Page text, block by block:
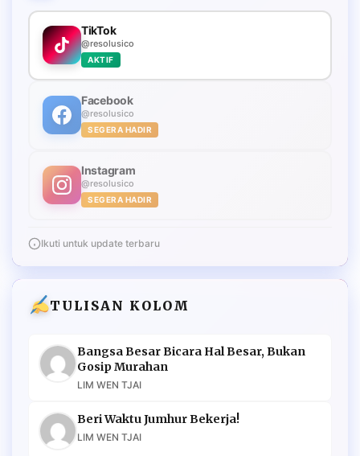
TikTok
@resolusico
AKTIF
Facebook
@resolusico
SEGERA HADIR
Instagram
@resolusico
SEGERA HADIR
Ikuti untuk update terbaru
TULISAN KOLOM
Bangsa Besar Bicara Hal Besar, Bukan
Gosip Murahan
LIM WEN TJAI
Beri Waktu Jumhur Bekerja!
LIM WEN TJAI